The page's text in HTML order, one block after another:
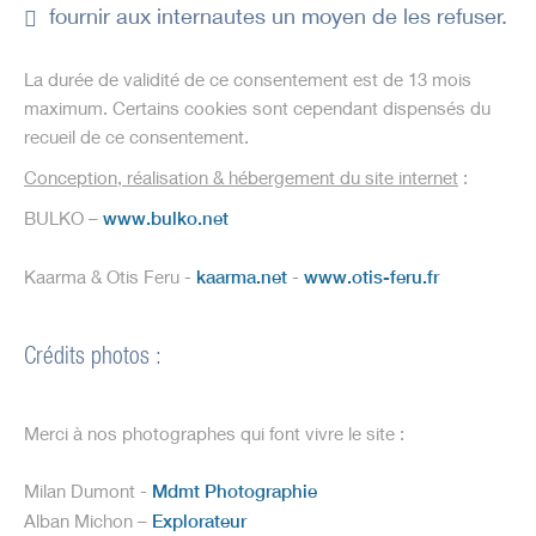
fournir aux internautes un moyen de les refuser.
La durée de validité de ce consentement est de 13 mois
maximum. Certains cookies sont cependant dispensés du
recueil de ce consentement.
Conception, réalisation & hébergement du site internet :
BULKO – www.bulko.net
Kaarma & Otis Feru - kaarma.net - www.otis-feru.fr
Crédits photos :
Merci à nos photographes qui font vivre le site :
Milan Dumont - Mdmt Photographie
Alban Michon – Explorateur